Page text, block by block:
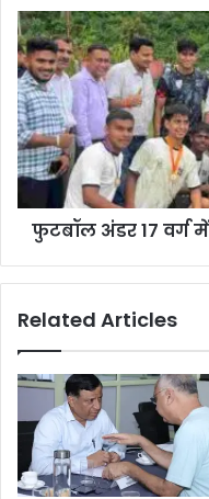
फुटबॉल अंडर 17
Related Articles